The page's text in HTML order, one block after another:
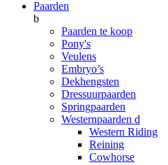
Paarden
b
Paarden te koop
Pony's
Veulens
Embryo’s
Dekhengsten
Dressuurpaarden
Springpaarden
Westernpaarden d
Western Riding
Reining
Cowhorse